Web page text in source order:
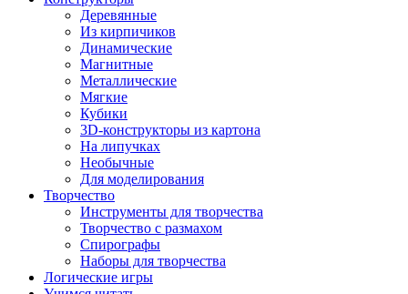
Деревянные
Из кирпичиков
Динамические
Магнитные
Металлические
Мягкие
Кубики
3D-конструкторы из картона
На липучках
Необычные
Для моделирования
Творчество
Инструменты для творчества
Творчество с размахом
Спирографы
Наборы для творчества
Логические игры